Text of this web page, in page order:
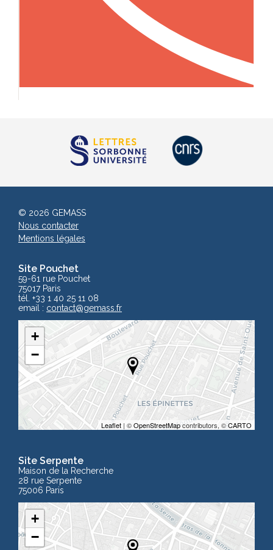
Site Pouchet
59-61 rue Pouchet
75017 Paris
tél. +33 1 40 25 11 08
email : contact@gemass.fr
+
−
Leaflet | ©OpenStreetMapcontributors, ©CARTO
Site Serpente
Maison de la Recherche
28 rue Serpente
75006 Paris
+
−
© 2026 GEMASS
Nous contacter
Mentions légales